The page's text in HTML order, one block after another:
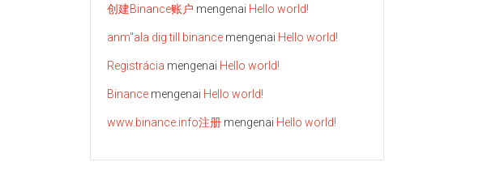
创建Binance账户 mengenai Hello world!
anm"ala dig till binance mengenai Hello world!
Registrácia mengenai Hello world!
Binance mengenai Hello world!
www.binance.info注册 mengenai Hello world!